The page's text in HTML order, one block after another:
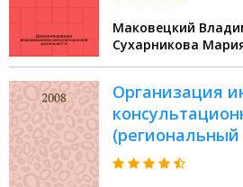
Маковецкий
Сухарникова
Организация
(региональный
монография